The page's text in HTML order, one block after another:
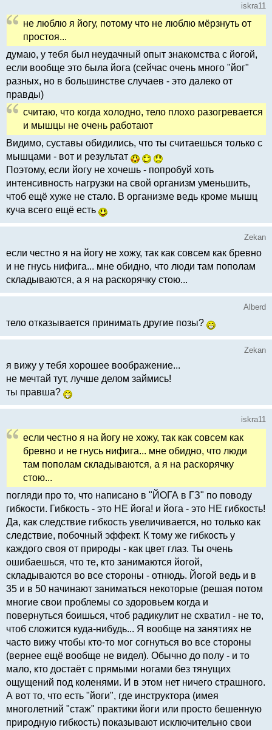
iskra11
не люблю я йогу, потому что не люблю мёрзнуть от
простоя...
думаю, у тебя был неудачный опыт знакомства с йогой,
если вообще это была йога (сейчас очень много "йог"
разных, но в большинстве случаев - это далеко от
правды)
считаю, что когда холодно, тело плохо разогревается
и мышцы не очень работают
Видимо, суставы обидились, что ты считаешься только с
мышцами - вот и результат
Поэтому, если йогу не хочешь - попробуй хоть
интенсивность нагрузки на свой организм уменьшить,
чтоб ещё хуже не стало. В организме ведь кроме мышц
куча всего ещё есть
Zekan
если честно я на йогу не хожу, так как совсем как бревно
и не гнусь нифига... мне обидно, что люди там пополам
складываются, а я на раскорячку стою...
Alberd
тело отказывается принимать другие позы?
Zekan
я вижу у тебя хорошее воображение...
не мечтай тут, лучше делом займись!
ты правша?
iskra11
если честно я на йогу не хожу, так как совсем как
бревно и не гнусь нифига... мне обидно, что люди
там пополам складываются, а я на раскорячку
стою...
погляди про то, что написано в "ЙОГА в ГЗ" по поводу
гибкости. Гибкость - это НЕ йога! и йога - это НЕ гибкость!
Да, как следствие гибкость увеличивается, но только как
следствие, побочный эффект. К тому же гибкость у
каждого своя от природы - как цвет глаз. Ты очень
ошибаешься, что те, кто занимаются йогой,
складываются во все стороны - отнюдь. Йогой ведь и в
35 и в 50 начинают заниматься некоторые (решая потом
многие свои проблемы со здоровьем когда и
повернуться боишься, чтоб радикулит не схватил - не то,
чтоб сложится куда-нибудь... Я вообще на занятиях не
часто вижу чтобы кто-то мог согнуться во все стороны
(вернее ещё вообще не видел). Обычно до полу - и то
мало, кто достаёт с прямыми ногами без тянущих
ощущений под коленями. И в этом нет ничего страшного.
А вот то, что есть "йоги", где инструктора (имея
многолетний "стаж" практики йоги или просто бешенную
природную гибкость) показывают исключительно свои